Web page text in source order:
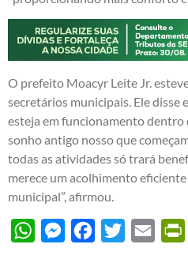
O prefeito Moacyr Leite Jr.
secretários municipais. Ele disse
esteja em funcionamento dentro
sonho antigo nosso que
todas as atividades só trará
merece um acolhimento
municipal”, afirmou.
WhatsAppMessengerFacebook
Twitter Email